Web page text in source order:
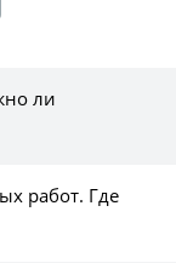
ли
работ. Где